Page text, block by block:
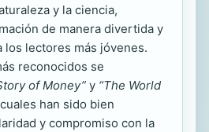
y la ciencia,
de manera divertida y
los lectores más jóvenes.
reconocidos se
of Money” y “The World
han sido bien
y compromiso con la